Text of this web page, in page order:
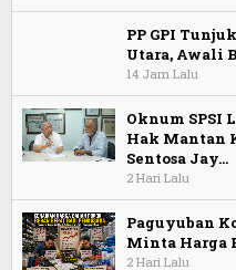
PP GPI
Utara, Awali
14 Jam Lalu
Oknum SPSI
Hak Mantan
Sentosa Jay…
2 Hari Lalu
Paguyuban
Minta Harga
2 Hari Lalu